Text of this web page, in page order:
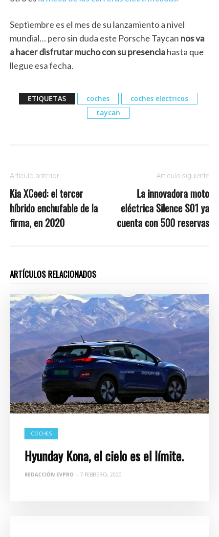
Septiembre es el mes de su lanzamiento a nivel
mundial… pero sin duda este Porsche Taycan nos va
a hacer disfrutar mucho con su presenciahasta que
llegue esa fecha.
ETIQUETAS coches
coches electricos
taycan
Artículo anterior
Kia XCeed: el tercer
híbrido enchufable de la
firma, en 2020
Artículo siguiente
La innovadora moto
eléctrica Silence S01 ya
cuenta con 500 reservas
ARTÍCULOS RELACIONADOS
COCHES
Hyunday Kona, el cielo es el límite.
REDACCIÓN EVPRO - 7 FEBRERO, 2020